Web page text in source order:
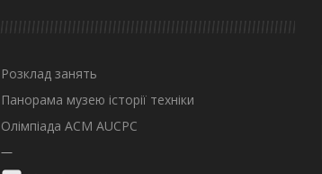
Розклад занять
Панорама музею історії техніки
Олімпіада ACM AUCPC
—